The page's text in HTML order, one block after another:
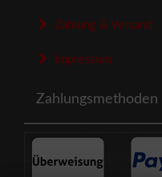
Zahlung & Versand
Impressum
Zahlungsmethoden